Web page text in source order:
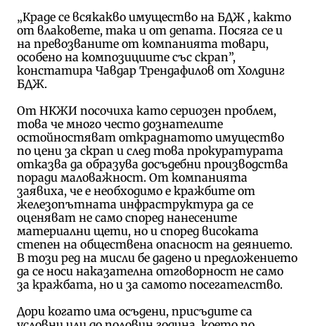
„Краде се всякакво имущество на БДЖ , както
от влаковете, така и от депата. Посяга се и
на превозваните от компанията товари,
особено на композициите със скрап”,
констатира Чавдар Трендафилов от Холдинг
БДЖ.
От НКЖИ посочиха като сериозен проблем,
това че много често дознателите
остойностяват откраднатото имущество
по цени за скрап и след това прокуратурата
отказва да образува досъдебни производства
поради маловажност. От компанията
заявиха, че е необходимо е кражбите от
железопътната инфраструктура да се
оценяват не само според нанесените
материални щети, но и според високата
степен на обществена опасност на деянието.
В този ред на мисли бе дадено и предложението
да се носи наказателна отговорност не само
за кражбата, но и за самото посегателство.
Дори когато има осъдени, присъдите са